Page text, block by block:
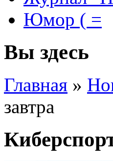
Юмор ( =
Вы здесь
Главная »
завтра